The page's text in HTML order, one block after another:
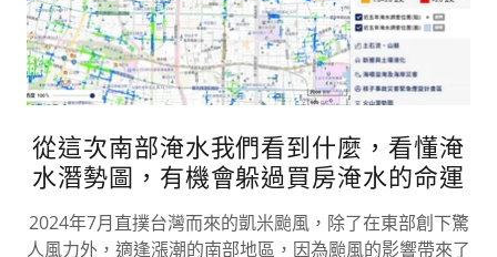
從這次南部淹水我們看到什麼，看懂淹
水潛勢圖，有機會躲過買房淹水的命運
2024年7月直撲台灣而來的凱米颱風，除了在東部創下驚
人風力外，適逢漲潮的南部地區，因為颱風的影響帶來了